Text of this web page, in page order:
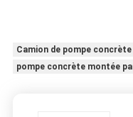
Camion de pompe concrète
pompe concrète montée